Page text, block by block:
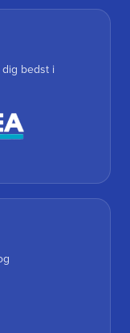
bedst i